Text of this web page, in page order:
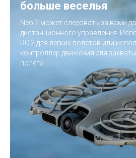
больше веселья
Neo 2 может следовать за вами
дистанционного управления.
RC 2 для лёгких полётов или
контроллер движения для
полёта